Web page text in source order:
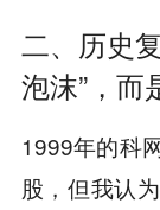
二、历史
泡沫”，而
1999年的科
股，但我认